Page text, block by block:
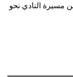
مسيرة النادي نحو